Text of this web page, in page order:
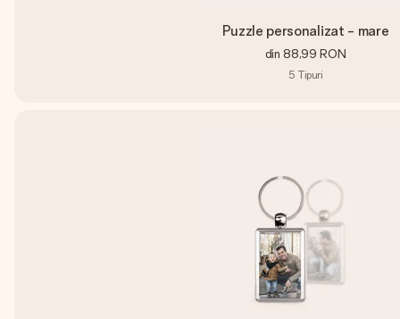
Puzzle personalizat - mare
din 88,99 RON
5 Tipuri